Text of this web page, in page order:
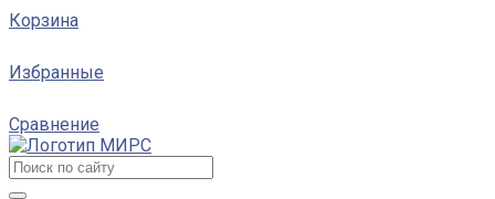
Корзина
Избранные
Сравнение